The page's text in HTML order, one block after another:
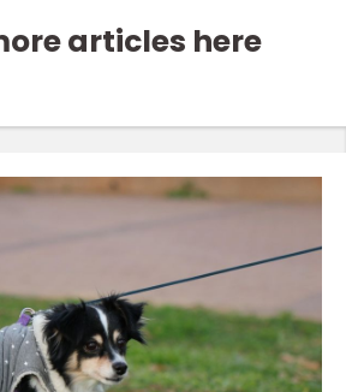
articles here